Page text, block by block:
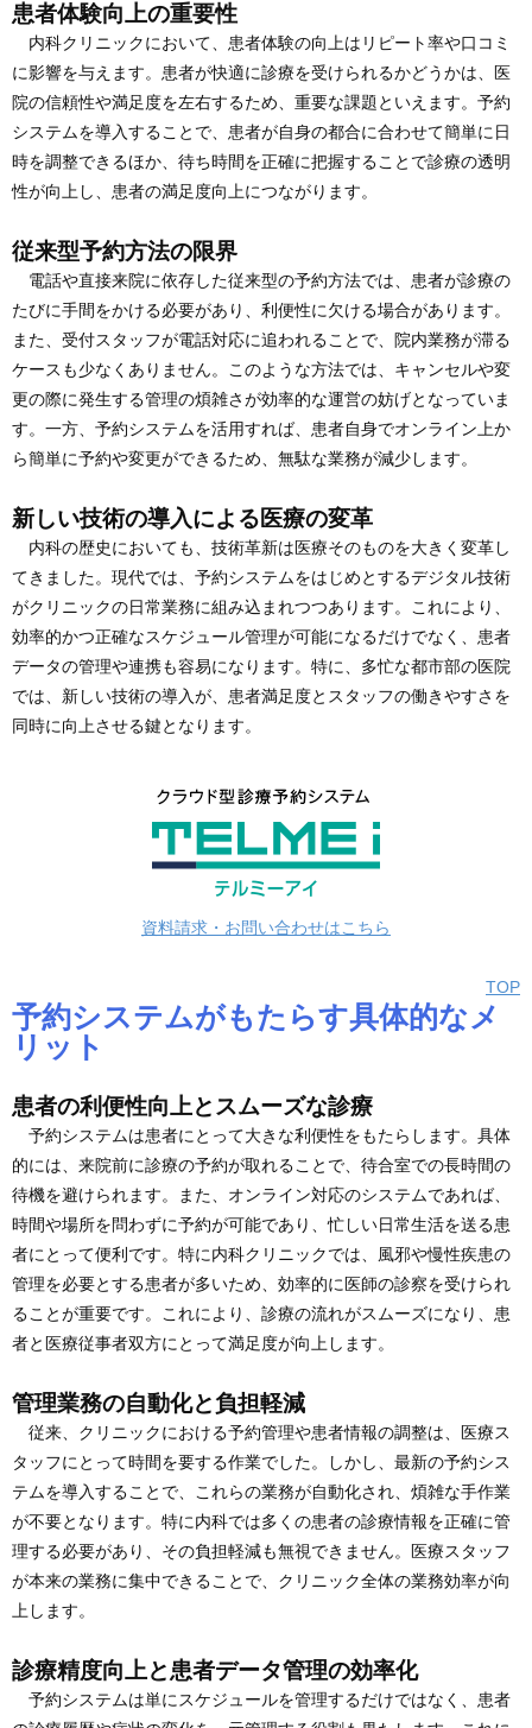
患者体験向上の重要性
内科クリニックにおいて、患者体験の向上はリピート率や口コミ
に影響を与えます。患者が快適に診療を受けられるかどうかは、医
院の信頼性や満足度を左右するため、重要な課題といえます。予約
システムを導入することで、患者が自身の都合に合わせて簡単に日
時を調整できるほか、待ち時間を正確に把握することで診療の透明
性が向上し、患者の満足度向上につながります。
従来型予約方法の限界
電話や直接来院に依存した従来型の予約方法では、患者が診療の
たびに手間をかける必要があり、利便性に欠ける場合があります。
また、受付スタッフが電話対応に追われることで、院内業務が滞る
ケースも少なくありません。このような方法では、キャンセルや変
更の際に発生する管理の煩雑さが効率的な運営の妨げとなっていま
す。一方、予約システムを活用すれば、患者自身でオンライン上か
ら簡単に予約や変更ができるため、無駄な業務が減少します。
新しい技術の導入による医療の変革
内科の歴史においても、技術革新は医療そのものを大きく変革し
てきました。現代では、予約システムをはじめとするデジタル技術
がクリニックの日常業務に組み込まれつつあります。これにより、
効率的かつ正確なスケジュール管理が可能になるだけでなく、患者
データの管理や連携も容易になります。特に、多忙な都市部の医院
では、新しい技術の導入が、患者満足度とスタッフの働きやすさを
同時に向上させる鍵となります。
資料請求・お問い合わせはこちら
TOP
予約システムがもたらす具体的なメ
リット
患者の利便性向上とスムーズな診療
予約システムは患者にとって大きな利便性をもたらします。具体
的には、来院前に診療の予約が取れることで、待合室での長時間の
待機を避けられます。また、オンライン対応のシステムであれば、
時間や場所を問わずに予約が可能であり、忙しい日常生活を送る患
者にとって便利です。特に内科クリニックでは、風邪や慢性疾患の
管理を必要とする患者が多いため、効率的に医師の診察を受けられ
ることが重要です。これにより、診療の流れがスムーズになり、患
者と医療従事者双方にとって満足度が向上します。
管理業務の自動化と負担軽減
従来、クリニックにおける予約管理や患者情報の調整は、医療ス
タッフにとって時間を要する作業でした。しかし、最新の予約シス
テムを導入することで、これらの業務が自動化され、煩雑な手作業
が不要となります。特に内科では多くの患者の診療情報を正確に管
理する必要があり、その負担軽減も無視できません。医療スタッフ
が本来の業務に集中できることで、クリニック全体の業務効率が向
上します。
診療精度向上と患者データ管理の効率化
予約システムは単にスケジュールを管理するだけではなく、患者